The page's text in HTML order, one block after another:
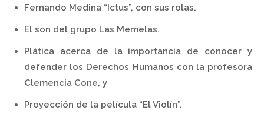
Fernando Medina “Ictus”, con sus rolas.
El son del grupo Las Memelas.
Plática acerca de la importancia de conocer y
defender los Derechos Humanos con la profesora
Clemencia Cone, y
Proyección de la película “El Violín”.